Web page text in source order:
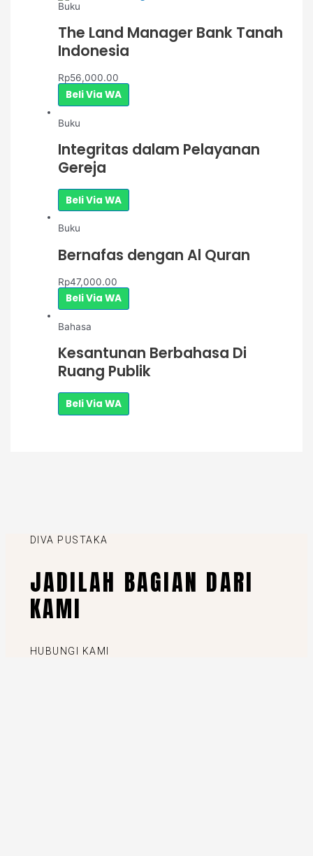
Buku
The Land Manager Bank Tanah
Indonesia
Rp56,000.00
Beli Via WA
Buku
Integritas dalam Pelayanan
Gereja
Beli Via WA
Buku
Bernafas dengan Al Quran
Rp47,000.00
Beli Via WA
Bahasa
Kesantunan Berbahasa Di
Ruang Publik
Beli Via WA
DIVA PUSTAKA
JADILAH BAGIAN DARI
KAMI
HUBUNGI KAMI